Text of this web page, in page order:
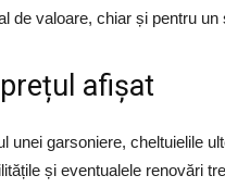
de valoare, chiar și pentru un
afișat
unei garsoniere, cheltuielile
și eventualele renovări